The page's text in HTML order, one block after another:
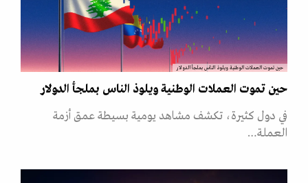
حين تموت العملات الوطنية ويلوذ الناس بملجأ الدولار
حين تموت العملات الوطنية ويلوذ الناس بملجأ الدولار
في دول كثيرة، تكشف مشاهد يومية بسيطة عمق أزمة
العملة…